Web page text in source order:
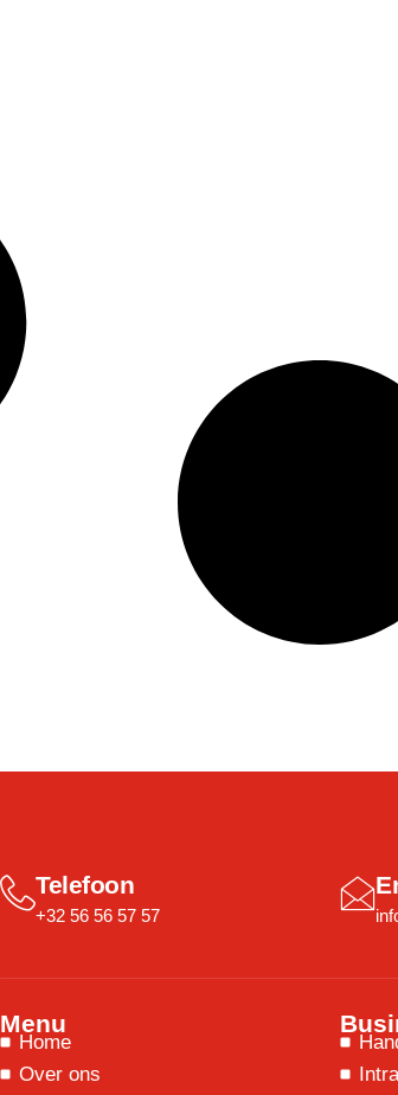
Telefoon
+32 56 56 57 57
Menu
Home
Over ons